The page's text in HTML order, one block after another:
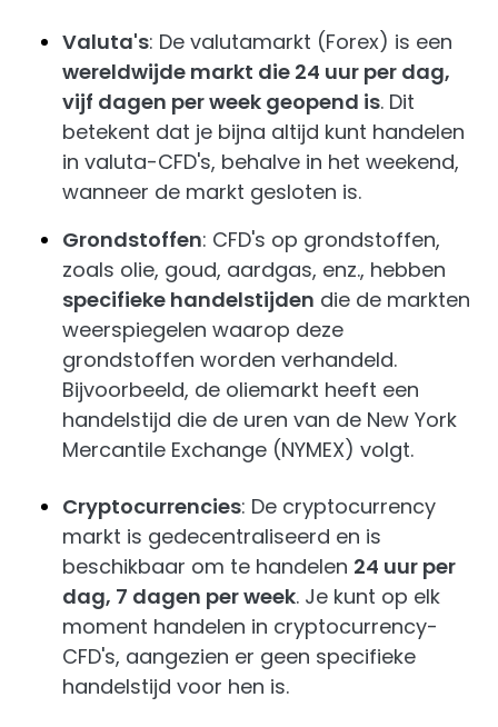
Valuta's: De valutamarkt (Forex) is een
wereldwijde markt die 24 uur per dag,
vijf dagen per week geopend is. Dit
betekent dat je bijna altijd kunt handelen
in valuta-CFD's, behalve in het weekend,
wanneer de markt gesloten is.
Grondstoffen: CFD's op grondstoffen,
zoals olie, goud, aardgas, enz., hebben
specifieke handelstijden die de markten
weerspiegelen waarop deze
grondstoffen worden verhandeld.
Bijvoorbeeld, de oliemarkt heeft een
handelstijd die de uren van de New York
Mercantile Exchange (NYMEX) volgt.
Cryptocurrencies: De cryptocurrency
markt is gedecentraliseerd en is
beschikbaar om te handelen 24 uur per
dag, 7 dagen per week. Je kunt op elk
moment handelen in cryptocurrency-
CFD's, aangezien er geen specifieke
handelstijd voor hen is.